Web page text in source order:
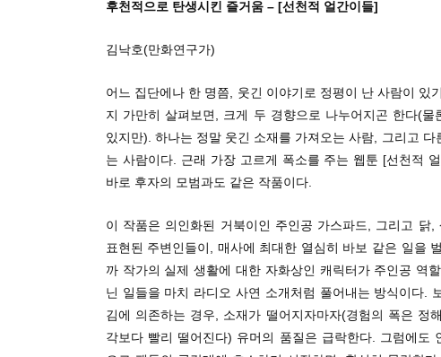
후천적으로 탄생시킨 즐거움 – [선천적 얼간이들]
김낙호(만화연구가)
어느 집단에나 한 명쯤, 웃긴 이야기로 정평이 난 사람이 있
지 가만히 살펴보면, 크게 두 경향으로 나누어지곤 한다(물
있지만). 하나는 정말 웃긴 소재를 가져오는 사람, 그리고
는 사람이다. 근래 가장 고르게 폭소를 주는 웹툰 [선천적
바로 후자의 모범과도 같은 작품이다.
이 작품은 의인화된 거북이인 주인공 가스파드, 그리고 닭
표현된 주변인들이, 매사에 최대한 열심히 바보 같은 일을
까 작가의 실제 생활에 대한 자화상인 캐릭터가 주인공 역
닌 일들을 마치 라디오 사연 소개처럼 풀어내는 방식이다.
김에 의존하는 경우, 소재가 떨어지자마자(경험의 폭은 정
각보다 빨리 떨어진다) 유머의 품질은 급락한다. 그럼에도